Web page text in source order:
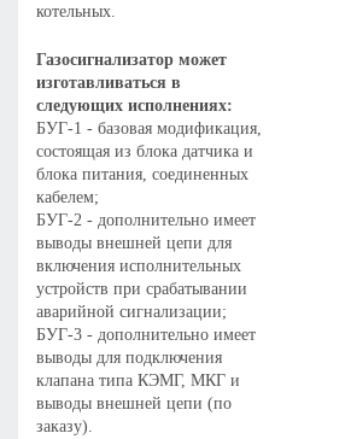
котельных.
Газосигнализатор может
изготавливаться в
следующих исполнениях:
БУГ-1 - базовая модификация,
состоящая из блока датчика и
блока питания, соединенных
кабелем;
БУГ-2 - дополнительно имеет
выводы внешней цепи для
включения исполнительных
устройств при срабатывании
аварийной сигнализации;
БУГ-3 - дополнительно имеет
выводы для подключения
клапана типа КЭМГ, МКГ и
выводы внешней цепи (по
заказу).